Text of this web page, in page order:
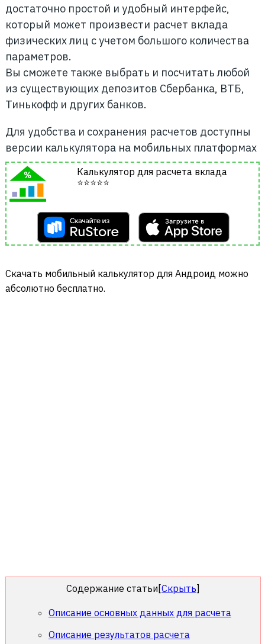
достаточно простой и удобный интерфейс,
который может произвести расчет вклада
физических лиц с учетом большого количества
параметров.
Вы сможете также выбрать и посчитать любой
из существующих депозитов Сбербанка, ВТБ,
Тинькофф и других банков.
Для удобства и сохранения расчетов доступны
версии калькулятора на мобильных платформах
Калькулятор для расчета вклада
⭐⭐⭐⭐⭐
Cкачать мобильный калькулятор для Андроид можно
абсолютно бесплатно.
Содержание статьи [Скрыть]
Описание основных данных для расчета
Описание результатов расчета